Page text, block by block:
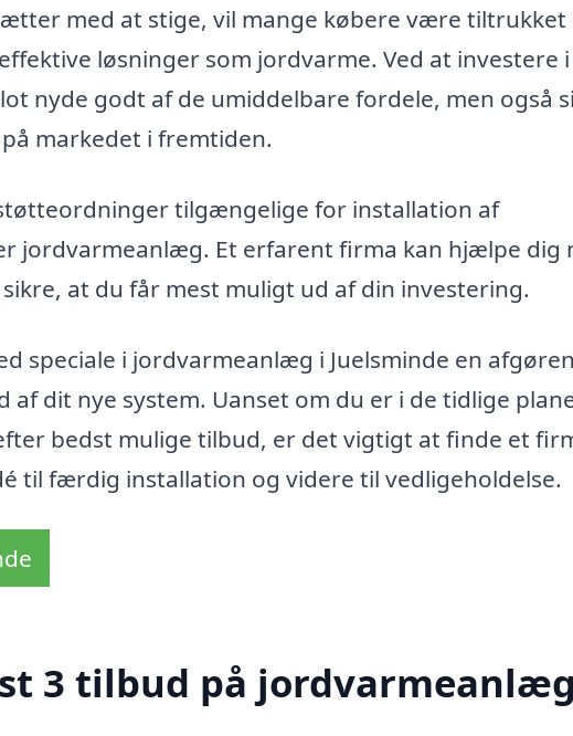
med at stige, vil mange købere være tiltrukket
løsninger som jordvarme. Ved at investere
nyde godt af de umiddelbare fordele, men også
markedet i fremtiden.
tilgængelige for installation af
jordvarmeanlæg. Et erfarent firma kan hjælpe dig
at du får mest muligt ud af din investering.
speciale i jordvarmeanlæg i Juelsminde en
dit nye system. Uanset om du er i de tidlige
bedst mulige tilbud, er det vigtigt at finde et
til færdig installation og videre til vedligeholdelse.
3 tilbud på